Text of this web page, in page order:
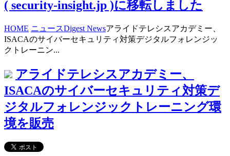
( security-insight.jp )に移転しました
HOME ニュースDigest Newsアライドテレシスアカデミー、
ISACAのサイバーセキュリティ対策デジタルフォレンジッ
クトレーニン...
アライドテレシスアカデミー、
ISACAのサイバーセキュリティ対策デ
ジタルフォレンジックトレーニング環
境を販売